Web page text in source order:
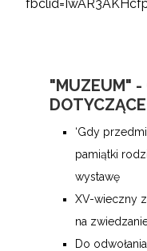
"MUZEUM" -
‘Gdy
pamiątki
wystawę
XV-wieczny
na
Do